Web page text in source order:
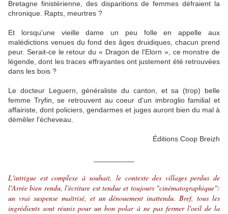
Bretagne finistérienne, des disparitions de femmes défraient la
chronique. Rapts, meurtres ?
Et lorsqu'une vieille dame un peu folle en appelle aux
malédictions venues du fond des âges druidiques, chacun prend
peur. Serait-ce le retour du « Dragon de l'Elorn », ce monstre de
légende, dont les traces effrayantes ont justement été retrouvées
dans les bois ?
Le docteur Leguern, généraliste du canton, et sa (trop) belle
femme Tryfin, se retrouvent au coeur d'un imbroglio familial et
affairiste, dont policiers, gendarmes et juges auront bien du mal à
démêler l'écheveau.
Éditions Coop Breizh
L'intrigue est complexe à souhait, le contexte des villages perdus de
l'Arrée bien rendu, l'écriture est tendue et toujours "cinématographique":
un vrai suspense maîtrisé, et un dénouement inattendu. Bref, tous les
ingrédients sont réunis pour un bon polar à ne pas fermer l'oeil de la